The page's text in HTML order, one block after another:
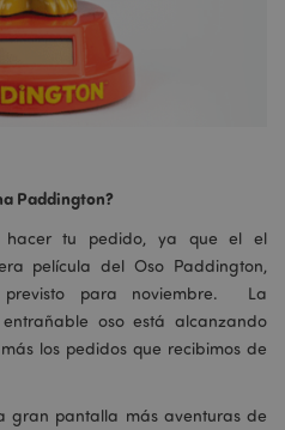
Paddington?
hacer tu pedido, ya que el el
película del Oso Paddington,
para noviembre. La
oso está alcanzando
los pedidos que recibimos de
gran pantalla más aventuras de